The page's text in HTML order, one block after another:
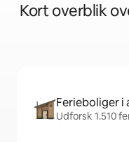
Kort overblik
Ferieboliger i
Udforsk 1.510